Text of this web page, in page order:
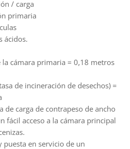
/ carga
primaria
ácidos.
cámara primaria = 0,18 metros
de incineración de desechos) =
de carga de contrapeso de ancho
fácil acceso a la cámara principal
en servicio de un